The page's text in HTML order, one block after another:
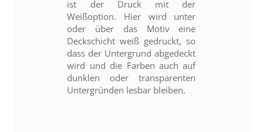
ist der Druck mit der
Weißoption. Hier wird unter
oder über das Motiv eine
Deckschicht weiß gedruckt, so
dass der Untergrund abgedeckt
wird und die Farben auch auf
dunklen oder transparenten
Untergründen lesbar bleiben.